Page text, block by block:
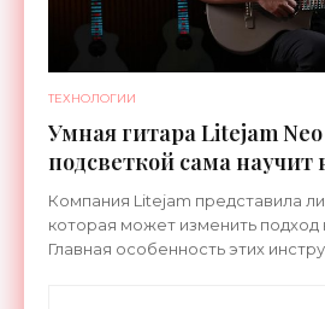
ТЕХНОЛОГИИ
Умная гитара Litejam Neo
подсветкой сама научит
«Гаджеты»
Компания Litejam представила
которая может изменить подход
Главная особенность этих